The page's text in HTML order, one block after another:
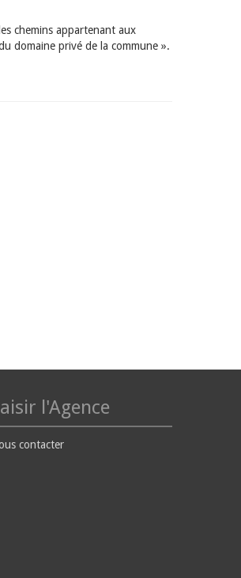
chemins appartenant aux
domaine privé de la commune ».
l'Agence
contacter